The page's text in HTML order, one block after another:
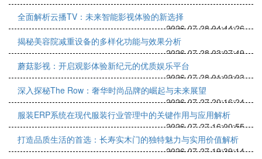
全面解析云播TV：未来智能影视体验的新选择
2026-07-28 04:44:26
揭秘美容院减重设备的多样化功能与效果分析
2026-07-28 03:07:49
蘑菇影视：开启观影体验新纪元的优质娱乐平台
2026-07-28 01:02:03
深入探秘The Row：奢华时尚品牌的崛起与未来展望
2026-07-27 20:16:24
服装ERP系统在现代服装行业管理中的关键作用与应用解析
2026-07-27 16:00:55
打造品质生活的首选：长寿实木门的独特魅力与实用价值解析
2026-07-27 19:39:14